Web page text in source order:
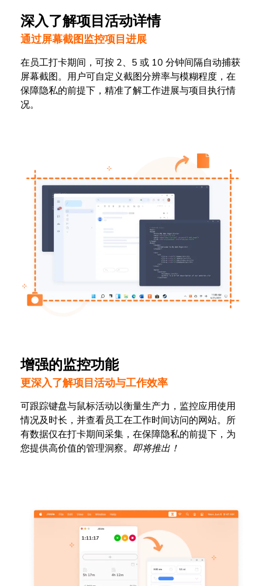
深入了解项目活动详情
通过屏幕截图监控项目进展
在员工打卡期间，可按 2、5 或 10 分钟间隔自动捕获
屏幕截图。用户可自定义截图分辨率与模糊程度，在
保障隐私的前提下，精准了解工作进展与项目执行情
况。
增强的监控功能
更深入了解项目活动与工作效率
可跟踪键盘与鼠标活动以衡量生产力，监控应用使用
情况及时长，并查看员工在工作时间访问的网站。所
有数据仅在打卡期间采集，在保障隐私的前提下，为
您提供高价值的管理洞察。 即将推出 ！